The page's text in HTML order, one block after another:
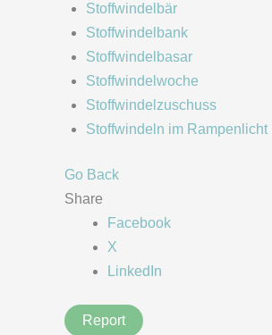
Stoffwindelbär
Stoffwindelbank
Stoffwindelbasar
Stoffwindelwoche
Stoffwindelzuschuss
Stoffwindeln im Rampenlicht
Go Back
Share
Facebook
X
LinkedIn
Report